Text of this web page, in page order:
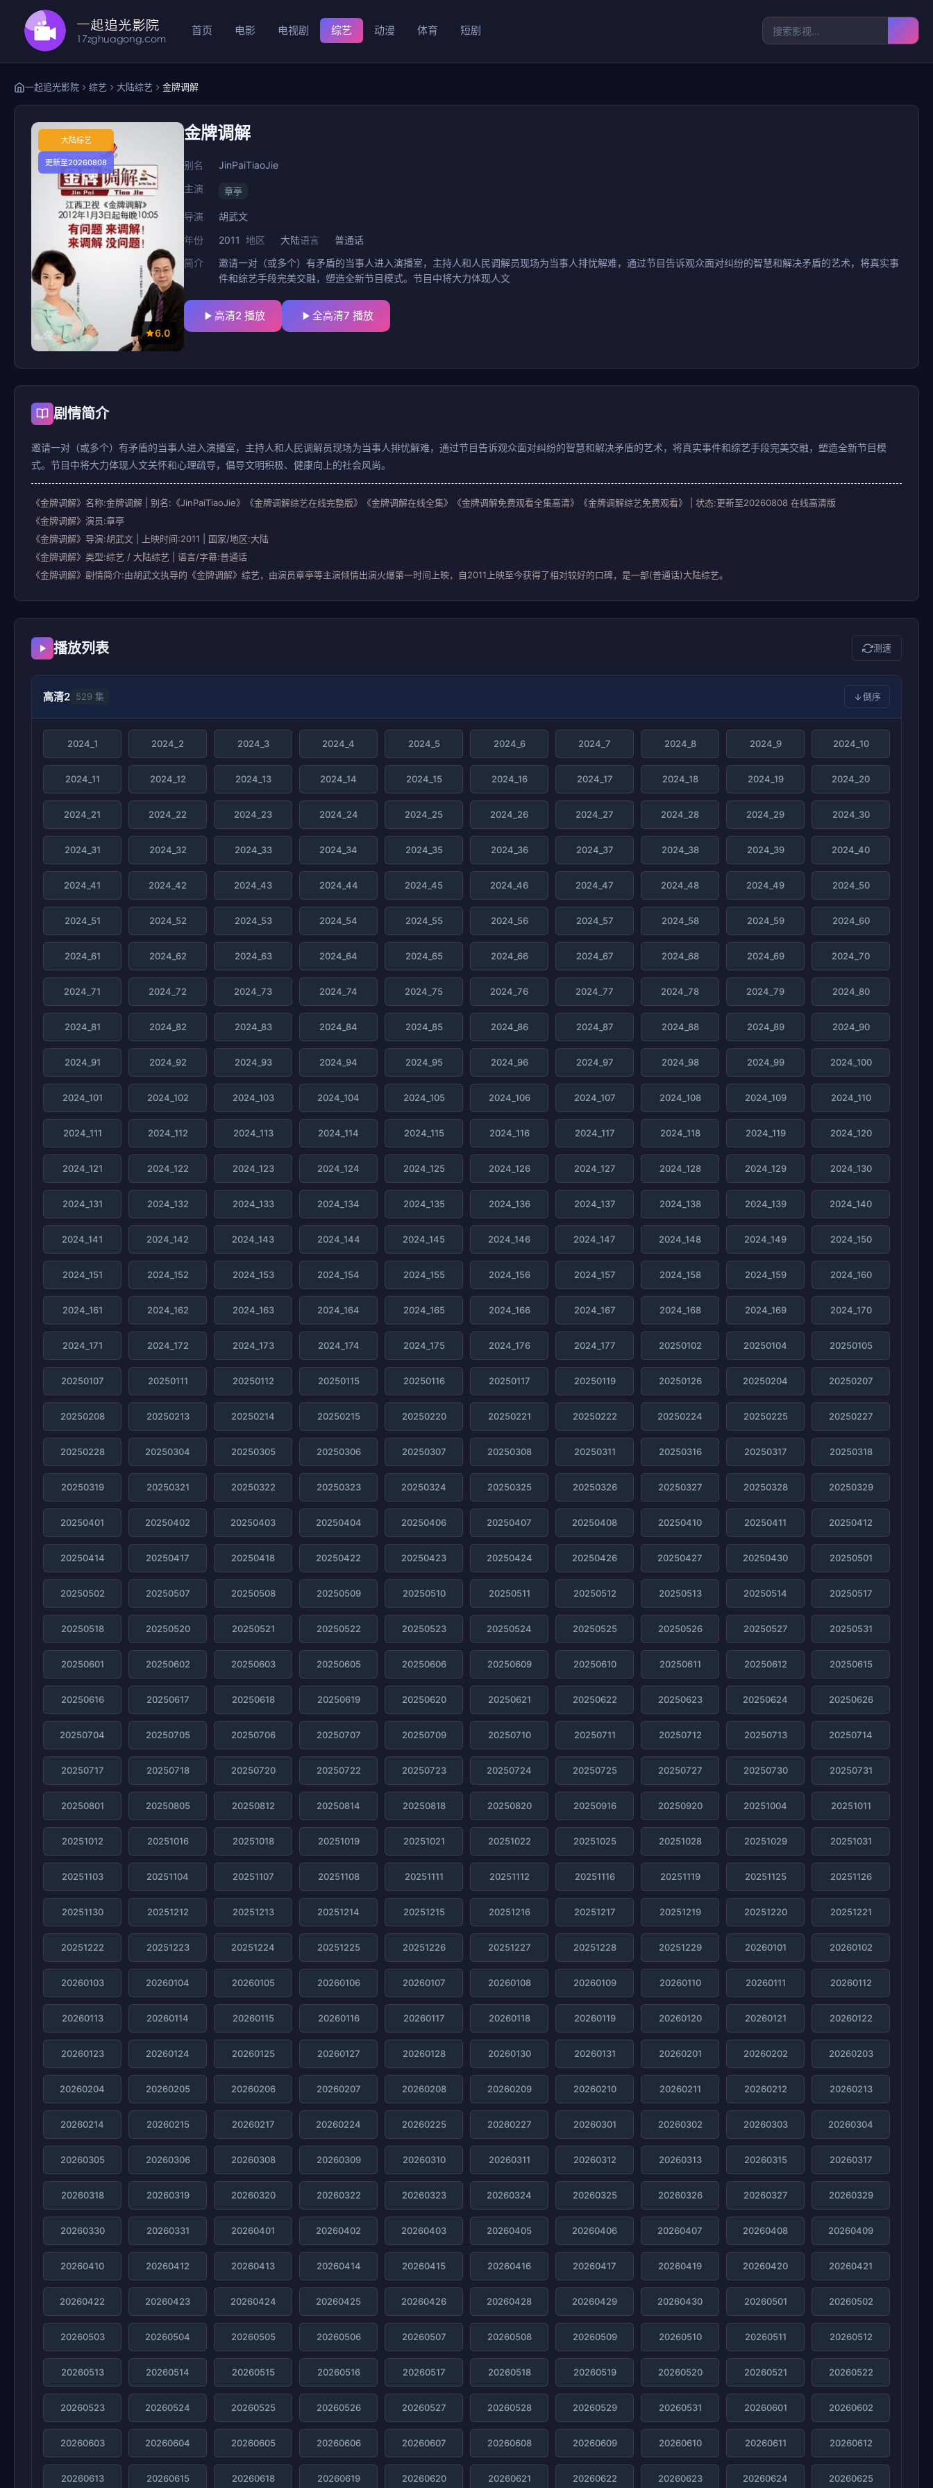
首页 电影 电视剧 综艺 动漫 体育 短剧
一起追光影院 综艺 大陆综艺 金牌调解
大陆综艺
更新至20260808
6.0
金牌调解
别名
JinPaiTiaoJie
主演
章亭
导演
胡武文
年份
2011 地区 大陆语言
普通话
简介
邀请一对（或多个）有矛盾的当事人进入演播室，主持人和人民调解员现场为当事人排忧解难，通过节目告诉观众面对纠纷的智慧和解决矛盾的艺术，将真实事
件和综艺手段完美交融，塑造全新节目模式。节目中将大力体现人文
高清2 播放 全高清7 播放
剧情简介
邀请一对（或多个）有矛盾的当事人进入演播室，主持人和人民调解员现场为当事人排忧解难，通过节目告诉观众面对纠纷的智慧和解决矛盾的艺术，将真实事件和综艺手段完美交融，塑造全新节目模
式。节目中将大力体现人文关怀和心理疏导，倡导文明积极、健康向上的社会风尚。
《金牌调解》名称:金牌调解 | 别名:《JinPaiTiaoJie》《金牌调解综艺在线完整版》《金牌调解在线全集》《金牌调解免费观看全集高清》《金牌调解综艺免费观看》 | 状态:更新至20260808 在线高清版
《金牌调解》演员:章亭
《金牌调解》导演:胡武文 | 上映时间:2011 | 国家/地区:大陆
《金牌调解》类型:综艺 / 大陆综艺 | 语言/字幕:普通话
《金牌调解》剧情简介:由胡武文执导的《金牌调解》综艺，由演员章亭等主演倾情出演火爆第一时间上映，自2011上映至今获得了相对较好的口碑，是一部(普通话)大陆综艺。
播放列表 测速
高清2 529 集 倒序
2024_1 2024_2 2024_3 2024_4 2024_5 2024_6 2024_7 2024_8 2024_9 2024_10
2024_11 2024_12 2024_13 2024_14 2024_15 2024_16 2024_17 2024_18 2024_19 2024_20
2024_21 2024_22 2024_23 2024_24 2024_25 2024_26 2024_27 2024_28 2024_29 2024_30
2024_31 2024_32 2024_33 2024_34 2024_35 2024_36 2024_37 2024_38 2024_39 2024_40
2024_41 2024_42 2024_43 2024_44 2024_45 2024_46 2024_47 2024_48 2024_49 2024_50
2024_51 2024_52 2024_53 2024_54 2024_55 2024_56 2024_57 2024_58 2024_59 2024_60
2024_61 2024_62 2024_63 2024_64 2024_65 2024_66 2024_67 2024_68 2024_69 2024_70
2024_71 2024_72 2024_73 2024_74 2024_75 2024_76 2024_77 2024_78 2024_79 2024_80
2024_81 2024_82 2024_83 2024_84 2024_85 2024_86 2024_87 2024_88 2024_89 2024_90
2024_91 2024_92 2024_93 2024_94 2024_95 2024_96 2024_97 2024_98 2024_99 2024_100
2024_101 2024_102 2024_103 2024_104 2024_105 2024_106 2024_107 2024_108 2024_109 2024_110
2024_111 2024_112 2024_113 2024_114 2024_115 2024_116 2024_117 2024_118 2024_119 2024_120
2024_121 2024_122 2024_123 2024_124 2024_125 2024_126 2024_127 2024_128 2024_129 2024_130
2024_131 2024_132 2024_133 2024_134 2024_135 2024_136 2024_137 2024_138 2024_139 2024_140
2024_141 2024_142 2024_143 2024_144 2024_145 2024_146 2024_147 2024_148 2024_149 2024_150
2024_151 2024_152 2024_153 2024_154 2024_155 2024_156 2024_157 2024_158 2024_159 2024_160
2024_161 2024_162 2024_163 2024_164 2024_165 2024_166 2024_167 2024_168 2024_169 2024_170
2024_171 2024_172 2024_173 2024_174 2024_175 2024_176 2024_177 20250102 20250104 20250105
20250107 20250111 20250112 20250115 20250116 20250117 20250119 20250126 20250204 20250207
20250208 20250213 20250214 20250215 20250220 20250221 20250222 20250224 20250225 20250227
20250228 20250304 20250305 20250306 20250307 20250308 20250311 20250316 20250317 20250318
20250319 20250321 20250322 20250323 20250324 20250325 20250326 20250327 20250328 20250329
20250401 20250402 20250403 20250404 20250406 20250407 20250408 20250410 20250411 20250412
20250414 20250417 20250418 20250422 20250423 20250424 20250426 20250427 20250430 20250501
20250502 20250507 20250508 20250509 20250510 20250511 20250512 20250513 20250514 20250517
20250518 20250520 20250521 20250522 20250523 20250524 20250525 20250526 20250527 20250531
20250601 20250602 20250603 20250605 20250606 20250609 20250610 20250611 20250612 20250615
20250616 20250617 20250618 20250619 20250620 20250621 20250622 20250623 20250624 20250626
20250704 20250705 20250706 20250707 20250709 20250710 20250711 20250712 20250713 20250714
20250717 20250718 20250720 20250722 20250723 20250724 20250725 20250727 20250730 20250731
20250801 20250805 20250812 20250814 20250818 20250820 20250916 20250920 20251004 20251011
20251012 20251016 20251018 20251019 20251021 20251022 20251025 20251028 20251029 20251031
20251103 20251104 20251107 20251108 20251111 20251112 20251116 20251119 20251125 20251126
20251130 20251212 20251213 20251214 20251215 20251216 20251217 20251219 20251220 20251221
20251222 20251223 20251224 20251225 20251226 20251227 20251228 20251229 20260101 20260102
20260103 20260104 20260105 20260106 20260107 20260108 20260109 20260110 20260111 20260112
20260113 20260114 20260115 20260116 20260117 20260118 20260119 20260120 20260121 20260122
20260123 20260124 20260125 20260127 20260128 20260130 20260131 20260201 20260202 20260203
20260204 20260205 20260206 20260207 20260208 20260209 20260210 20260211 20260212 20260213
20260214 20260215 20260217 20260224 20260225 20260227 20260301 20260302 20260303 20260304
20260305 20260306 20260308 20260309 20260310 20260311 20260312 20260313 20260315 20260317
20260318 20260319 20260320 20260322 20260323 20260324 20260325 20260326 20260327 20260329
20260330 20260331 20260401 20260402 20260403 20260405 20260406 20260407 20260408 20260409
20260410 20260412 20260413 20260414 20260415 20260416 20260417 20260419 20260420 20260421
20260422 20260423 20260424 20260425 20260426 20260428 20260429 20260430 20260501 20260502
20260503 20260504 20260505 20260506 20260507 20260508 20260509 20260510 20260511 20260512
20260513 20260514 20260515 20260516 20260517 20260518 20260519 20260520 20260521 20260522
20260523 20260524 20260525 20260526 20260527 20260528 20260529 20260531 20260601 20260602
20260603 20260604 20260605 20260606 20260607 20260608 20260609 20260610 20260611 20260612
20260613 20260615 20260618 20260619 20260620 20260621 20260622 20260623 20260624 20260625